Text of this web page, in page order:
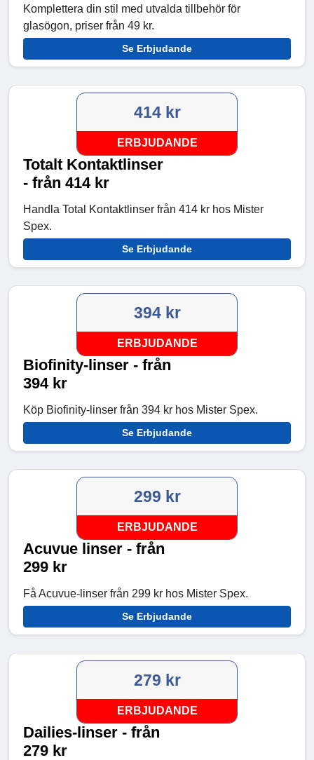
Komplettera din stil med utvalda tillbehör för
glasögon, priser från 49 kr.
Se Erbjudande
414 kr
ERBJUDANDE
Totalt Kontaktlinser
- från 414 kr
Handla Total Kontaktlinser från 414 kr hos Mister
Spex.
Se Erbjudande
394 kr
ERBJUDANDE
Biofinity-linser - från
394 kr
Köp Biofinity-linser från 394 kr hos Mister Spex.
Se Erbjudande
299 kr
ERBJUDANDE
Acuvue linser - från
299 kr
Få Acuvue-linser från 299 kr hos Mister Spex.
Se Erbjudande
279 kr
ERBJUDANDE
Dailies-linser - från
279 kr